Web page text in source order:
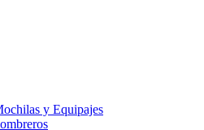
y Equipajes